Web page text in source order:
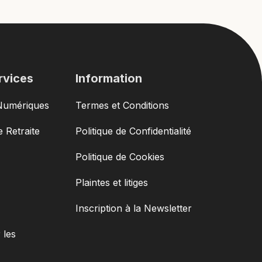
Retraite
les
Information
Termes et Conditions
Politique de Confidentialité
Politique de Cookies
Plaintes et litiges
Inscription à la Newsletter